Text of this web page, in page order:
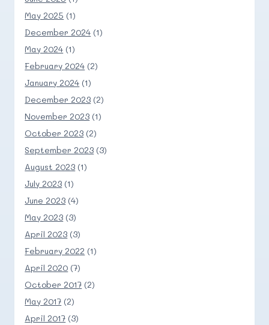
May 2025 (1)
December 2024 (1)
May 2024 (1)
February 2024 (2)
January 2024 (1)
December 2023 (2)
November 2023 (1)
October 2023 (2)
September 2023 (3)
August 2023 (1)
July 2023 (1)
June 2023 (4)
May 2023 (3)
April 2023 (3)
February 2022 (1)
April 2020 (7)
October 2017 (2)
May 2017 (2)
April 2017 (3)